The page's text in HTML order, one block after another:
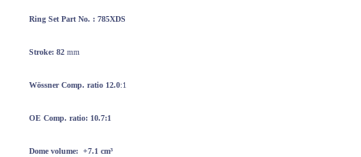
Ring Set Part No. : 785XDS
Stroke: 82 mm
WössnerComp. ratio 12.0:1
OE Comp. ratio: 10.7:1
Dome volume: +7.1 cm³